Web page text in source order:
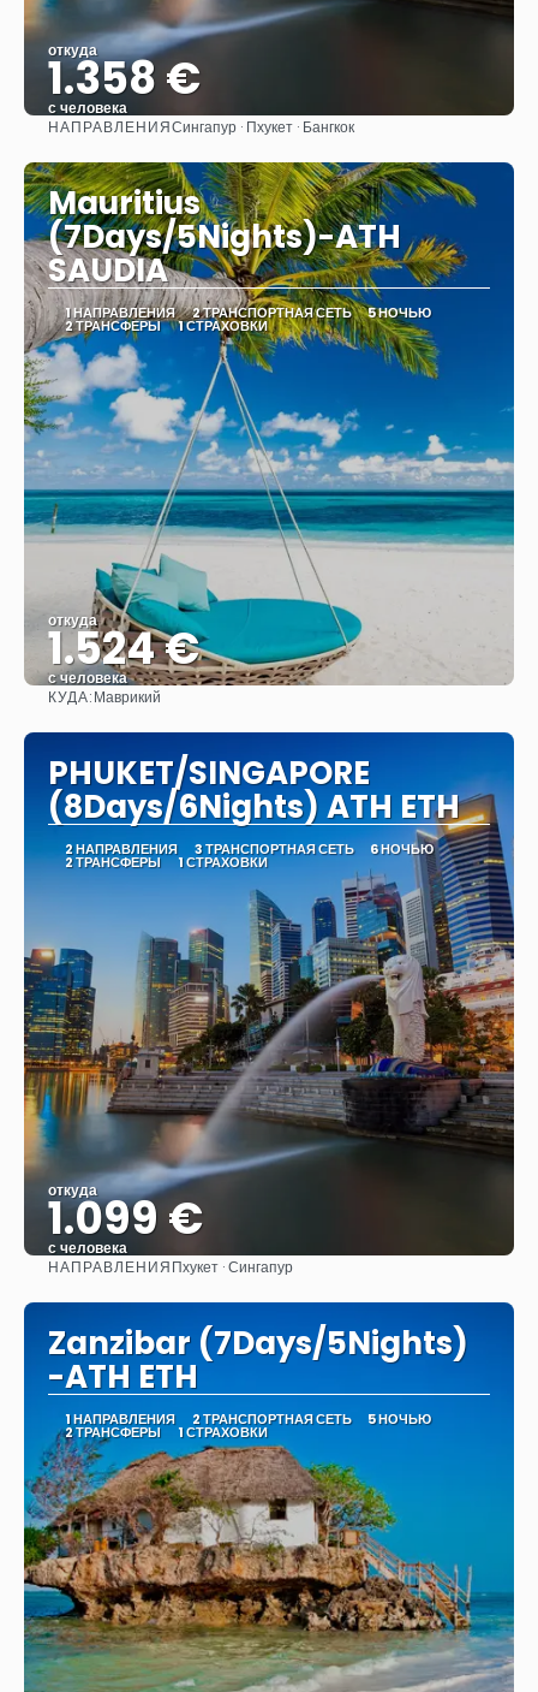
откуда
1.358 €
с человека
Видеть
НАПРАВЛЕНИЯСингапур · Пхукет · Бангкок
Mauritius
(7Days/5Nights)-ATH
SAUDIA
1 НАПРАВЛЕНИЯ 2 ТРАНСПОРТНАЯ СЕТЬ 5 НОЧЬЮ
2 ТРАНСФЕРЫ 1 СТРАХОВКИ
откуда
1.524 €
с человека
КУДА:Маврикий
PHUKET/SINGAPORE
(8Days/6Nights) ATH ETH
2 НАПРАВЛЕНИЯ 3 ТРАНСПОРТНАЯ СЕТЬ 6 НОЧЬЮ
2 ТРАНСФЕРЫ 1 СТРАХОВКИ
откуда
1.099 €
с человека
Видеть
НАПРАВЛЕНИЯПхукет · Сингапур
Zanzibar (7Days/5Nights)
-ATH ETH
1 НАПРАВЛЕНИЯ 2 ТРАНСПОРТНАЯ СЕТЬ 5 НОЧЬЮ
2 ТРАНСФЕРЫ 1 СТРАХОВКИ